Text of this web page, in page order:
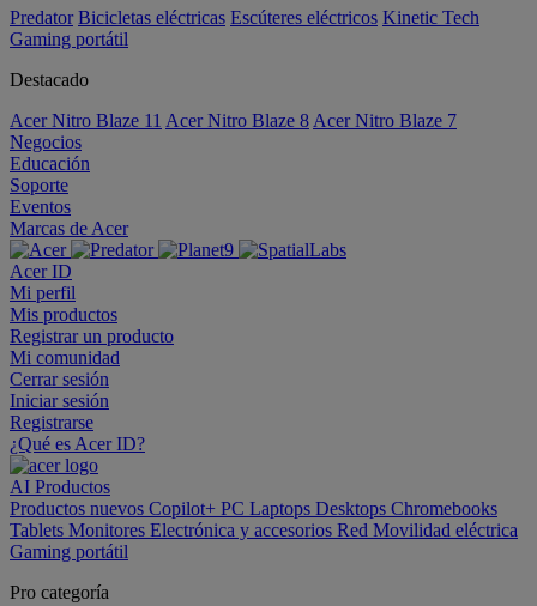
Predator Bicicletas eléctricas Escúteres eléctricos Kinetic Tech
Gaming portátil
Destacado
Acer Nitro Blaze 11 Acer Nitro Blaze 8 Acer Nitro Blaze 7
Negocios
Educación
Soporte
Eventos
Marcas de Acer
Acer ID
Mi perfil
Mis productos
Registrar un producto
Mi comunidad
Cerrar sesión
Iniciar sesión
Registrarse
¿Qué es Acer ID?
AI Productos
Productos nuevos Copilot+ PC Laptops Desktops Chromebooks
Tablets Monitores Electrónica y accesorios Red Movilidad eléctrica
Gaming portátil
Pro categoría